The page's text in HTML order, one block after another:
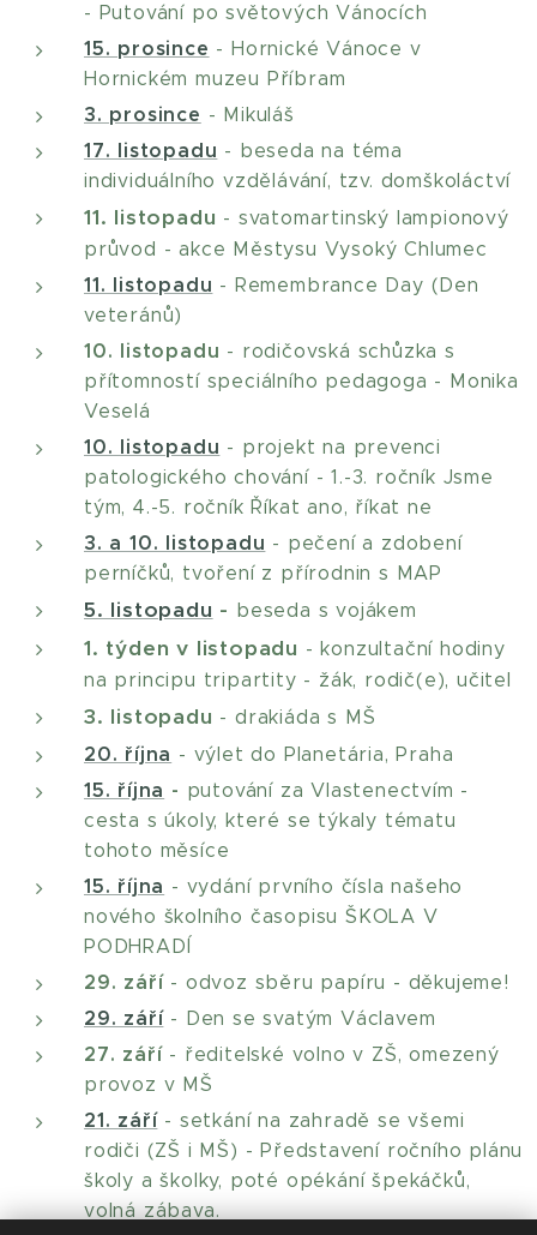
- Putování po světových Vánocích
15. prosince - Hornické Vánoce v
Hornickém muzeu Příbram
3. prosince - Mikuláš
17. listopadu - beseda na téma
individuálního vzdělávání, tzv. domškoláctví
11. listopadu - svatomartinský lampionový
průvod - akce Městysu Vysoký Chlumec
11. listopadu - Remembrance Day (Den
veteránů)
10. listopadu - rodičovská schůzka s
přítomností speciálního pedagoga - Monika
Veselá
10. listopadu - projekt na prevenci
patologického chování - 1.-3. ročník Jsme
tým, 4.-5. ročník Říkat ano, říkat ne
3. a 10. listopadu - pečení a zdobení
perníčků, tvoření z přírodnin s MAP
5. listopadu - beseda s vojákem
1. týden v listopadu - konzultační hodiny
na principu tripartity - žák, rodič(e), učitel
3. listopadu - drakiáda s MŠ
20. října - výlet do Planetária, Praha
15. října - putování za Vlastenectvím -
cesta s úkoly, které se týkaly tématu
tohoto měsíce
15. října - vydání prvního čísla našeho
nového školního časopisu ŠKOLA V
PODHRADÍ
29. září- odvoz sběru papíru - děkujeme!
29. září- Den se svatým Václavem
27. září- ředitelské volno v ZŠ, omezený
provoz v MŠ
21. září - setkání na zahradě se všemi
rodiči (ZŠ i MŠ) - Představení ročního plánu
školy a školky, poté opékání špekáčků,
volná zábava.